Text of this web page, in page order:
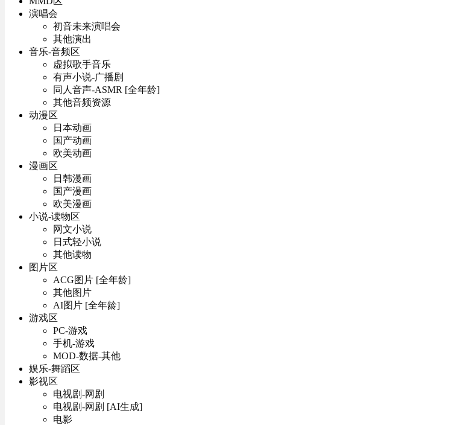
演唱会
初音未来演唱会
其他演出
音乐-音频区
虚拟歌手音乐
有声小说-广播剧
同人音声-ASMR [全年龄]
其他音频资源
动漫区
日本动画
国产动画
欧美动画
漫画区
日韩漫画
国产漫画
欧美漫画
小说-读物区
网文小说
日式轻小说
其他读物
图片区
ACG图片 [全年龄]
其他图片
AI图片 [全年龄]
游戏区
PC-游戏
手机-游戏
MOD-数据-其他
娱乐-舞蹈区
影视区
电视剧-网剧
电视剧-网剧 [AI生成]
电影